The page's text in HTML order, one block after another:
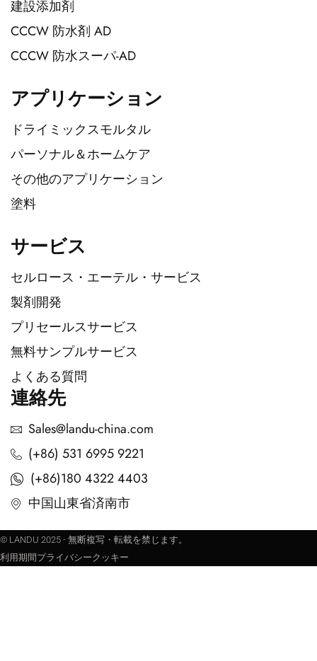
建設添加剤
CCCW 防水剤 AD
CCCW 防水スーパ-AD
アプリケーション
ドライミックスモルタル
パーソナル＆ホームケア
その他のアプリケーション
塗料
サービス
セルロース・エーテル・サービス
製剤開発
プリセールスサービス
無料サンプルサービス
よくある質問
連絡先
Sales@landu-china.com
(+86) 531 6995 9221
(+86)180 4322 4403
中国山東省済南市
© LANDU 2025 - 無断複写・転載を禁じます。
利用期間 プライバシークッキー